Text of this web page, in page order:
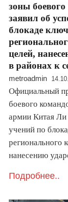
зоны
заявил об
блокаде
целей,
в районах к
metroadmin
Официальный
боевого
армии Китая
учений по
регионального
нанесению
Подробнее..